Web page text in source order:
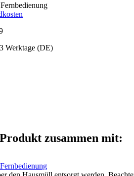
Werktage (DE)
zusammen mit: